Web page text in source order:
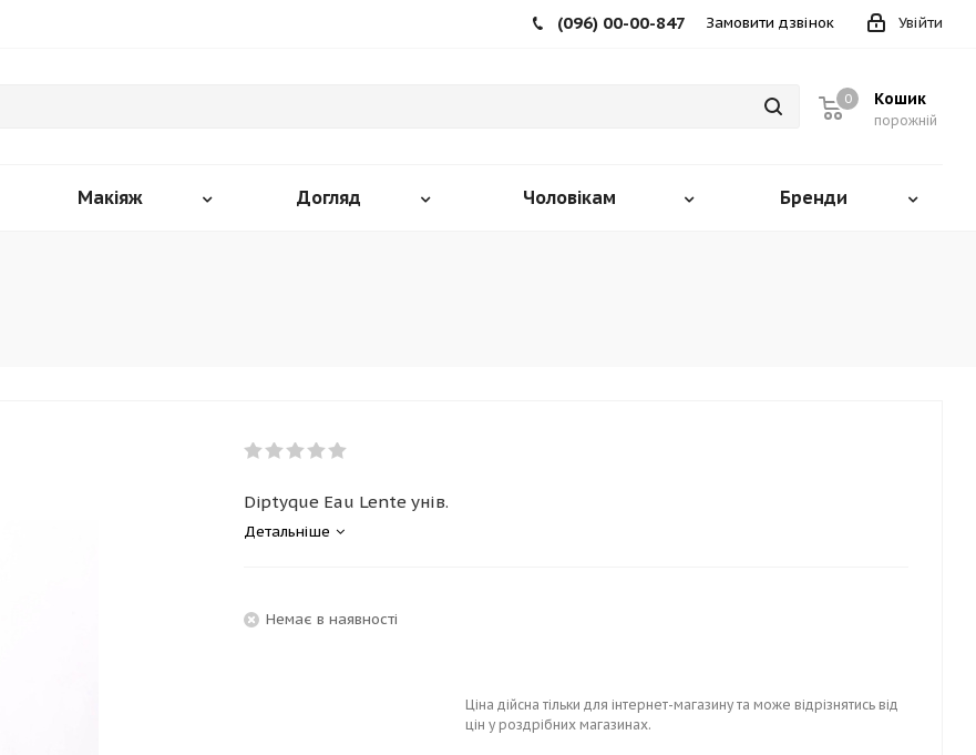
Увійти
(096) 00-00-847 Замовити дзвінок
Кошик
порожній
0
Макіяж Догляд Чоловікам Бренди
Diptyque Eau Lente унів.
Детальніше
Немає в наявності
Ціна дійсна тільки для інтернет-магазину та може відрізнятись від
цін у роздрібних магазинах.